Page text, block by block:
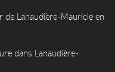
de Lanaudière-Mauricie en
dans Lanaudière-